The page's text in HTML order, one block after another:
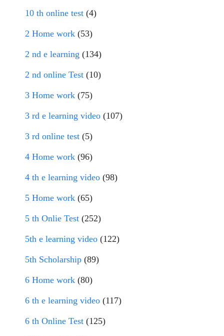
10 th online test (4)
2 Home work (53)
2 nd e learning (134)
2 nd online Test (10)
3 Home work (75)
3 rd e learning video (107)
3 rd online test (5)
4 Home work (96)
4 th e learning video (98)
5 Home work (65)
5 th Onlie Test (252)
5th e learning video (122)
5th Scholarship (89)
6 Home work (80)
6 th e learning video (117)
6 th Online Test (125)